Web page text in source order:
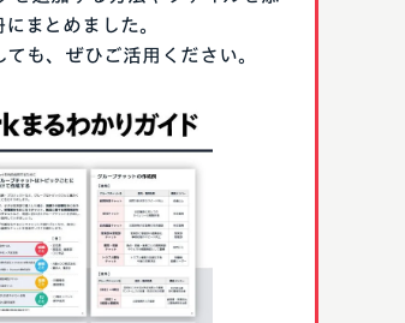
まとめました。
も、ぜひご活用ください。